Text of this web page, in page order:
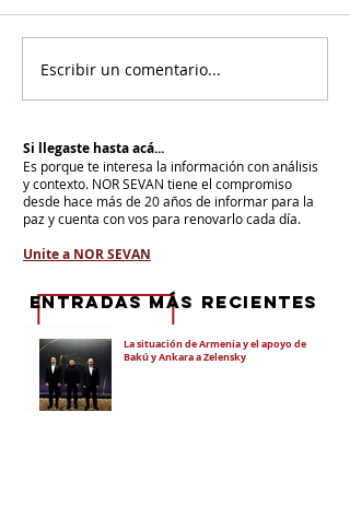
Escribir un comentario...
Si llegaste hasta acá...
Es porque te interesa la información con análisis
y contexto. NOR SEVAN tiene el compromiso
desde hace más de 20 años de informar para la
paz y cuenta con vos para renovarlo cada día.
Unite a NOR SEVAN
La situación de Armenia y el apoyo de
Bakú y Ankara a Zelensky
eNTRADAS MÁS RECIENTES